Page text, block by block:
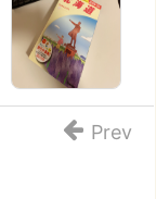
Prev